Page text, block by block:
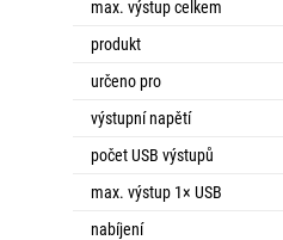
max. výstup celkem
produkt
určeno pro
výstupní napětí
počet USB výstupů
max. výstup 1× USB
nabíjení